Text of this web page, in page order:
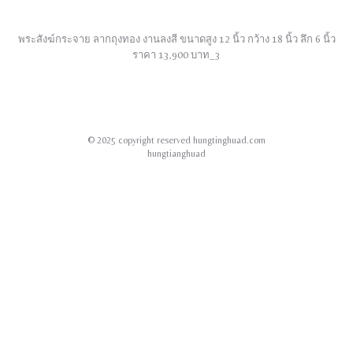
พระสังฆ์กระจาย ลากถุงทอง งานลงสี ขนาดสูง 12 นิ้ว กว้าง 18 นิ้ว ลึก 6 นิ้ว
ราคา 13,900 บาท_3
© 2025 copyright reserved hungtinghuad.com
hungtianghuad